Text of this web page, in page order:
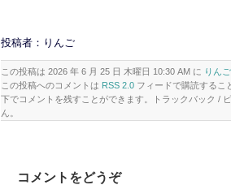
投稿者：りんご
この投稿は 2026 年 6 月 25 日 木曜日 10:30 AM に りんご
この投稿へのコメントは RSS 2.0 フィードで購読するこ
下でコメントを残すことができます。トラックバック /
ん。
コメントをどうぞ